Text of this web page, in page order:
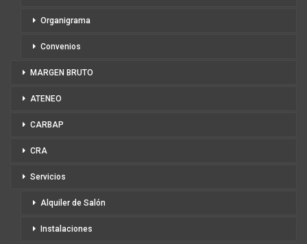
Organigrama
Convenios
MARGEN BRUTO
ATENEO
CARBAP
CRA
Servicios
Alquiler de Salón
Instalaciones